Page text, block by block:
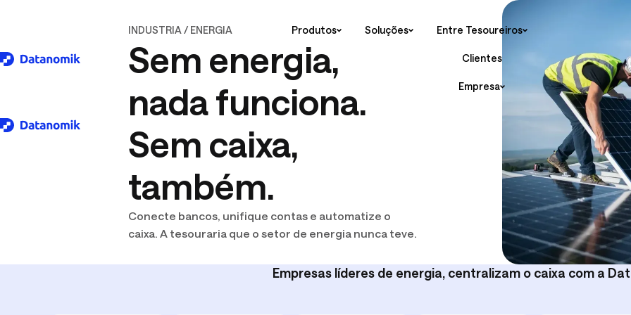
Produtos Soluções Entre Tesoureiros
Clientes
Empresa
Sobre a Datanomik
Conectividade bancária Portfólio de Investimentos
Gestão de Dívidas Fluxo de Caixa e Previsão de Caixa Cash Pooling e Transferências
Tarifas Bancarias
Para a sua indústria
Incorporação e
Construção
Entre Tesoureiros
Podcast O Caixa é Rei
O CAIXA É
INDUSTRIA / ENERGIA
Sem energia,
nada funciona.
Sem caixa,
também.
Conecte bancos, unifique contas e automatize o
caixa. A tesouraria que o setor de energia nunca teve.
Empresas líderes de energia, centralizam o caixa com a